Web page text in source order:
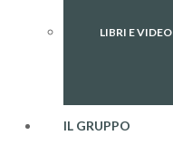
LIBRI E VIDEO
IL GRUPPO